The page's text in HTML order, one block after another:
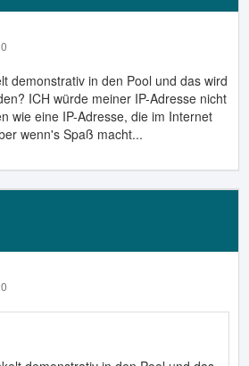
demonstrativ in den Pool und das wird
ICH würde meiner IP-Adresse nicht
wie eine IP-Adresse, die im Internet
wenn's Spaß macht...